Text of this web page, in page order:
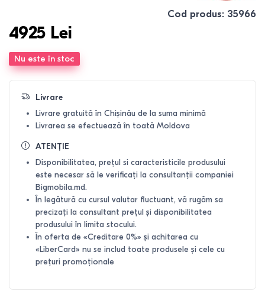
Cod produs: 35966
4925 Lei
Nu este în stoc
Livrare
Livrare gratuită în Chișinău de la suma minimă
Livrarea se efectuează în toată Moldova
ATENȚIE
Disponibilitatea, prețul si caracteristicile produsului
este necesar să le verificați la consultanții companiei
Bigmobila.md.
În legătură cu cursul valutar fluctuant, vă rugăm sa
precizați la consultant prețul și disponibilitatea
produsului în limita stocului.
În oferta de «Creditare 0%» și achitarea cu
«LiberCard» nu se includ toate produsele și cele cu
prețuri promoționale